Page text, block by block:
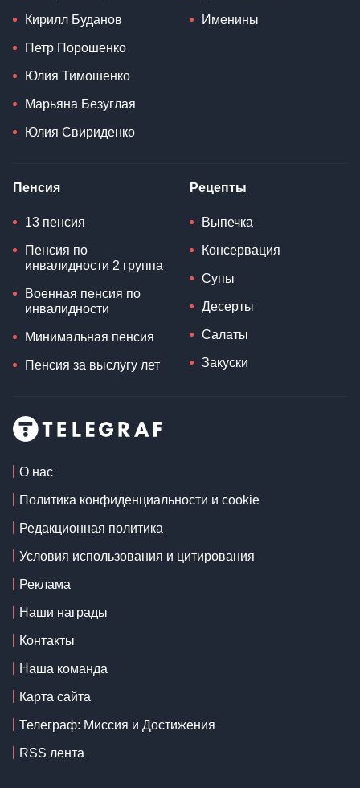
Кирилл Буданов
Петр Порошенко
Юлия Тимошенко
Марьяна Безуглая
Юлия Свириденко
Именины
Пенсия
13 пенсия
Пенсия по
инвалидности 2 группа
Военная пенсия по
инвалидности
Минимальная пенсия
Пенсия за выслугу лет
Рецепты
Выпечка
Консервация
Супы
Десерты
Салаты
Закуски
О нас
Политика конфиденциальности и cookie
Редакционная политика
Условия использования и цитирования
Реклама
Наши награды
Контакты
Наша команда
Карта сайта
Телеграф: Миссия и Достижения
RSS лента